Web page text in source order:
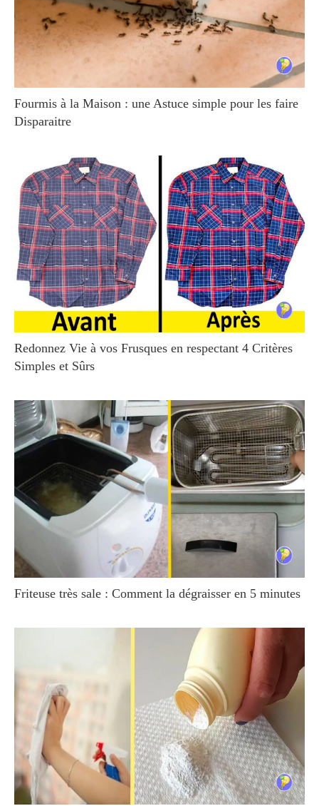
Fourmis à la Maison : une Astuce simple pour les faire
Disparaitre
Redonnez Vie à vos Frusques en respectant 4 Critères
Simples et Sûrs
Friteuse très sale : Comment la dégraisser en 5 minutes